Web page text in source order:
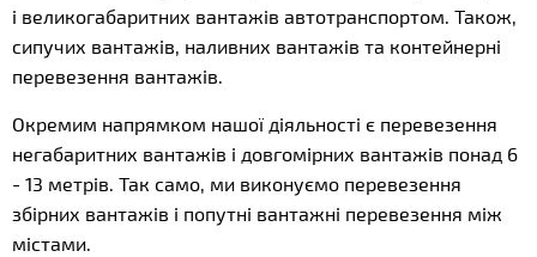
і великогабаритних вантажів автотранспортом. Також,
сипучих вантажів, наливних вантажів та контейнерні
перевезення вантажів.
Окремим напрямком нашої діяльності є перевезення
негабаритних вантажів і довгомірних вантажів понад 6
- 13 метрів. Так само, ми виконуємо перевезення
збірних вантажів і попутні вантажні перевезення між
містами.